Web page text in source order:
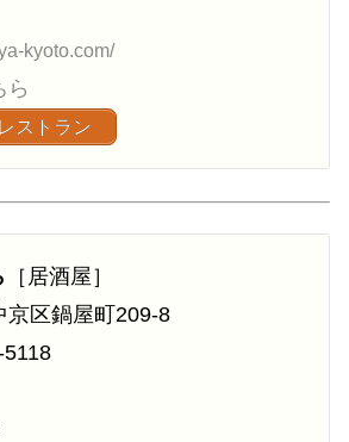
kyoto.com/
ら
ストラン
［居酒屋］
京区鍋屋町209-8